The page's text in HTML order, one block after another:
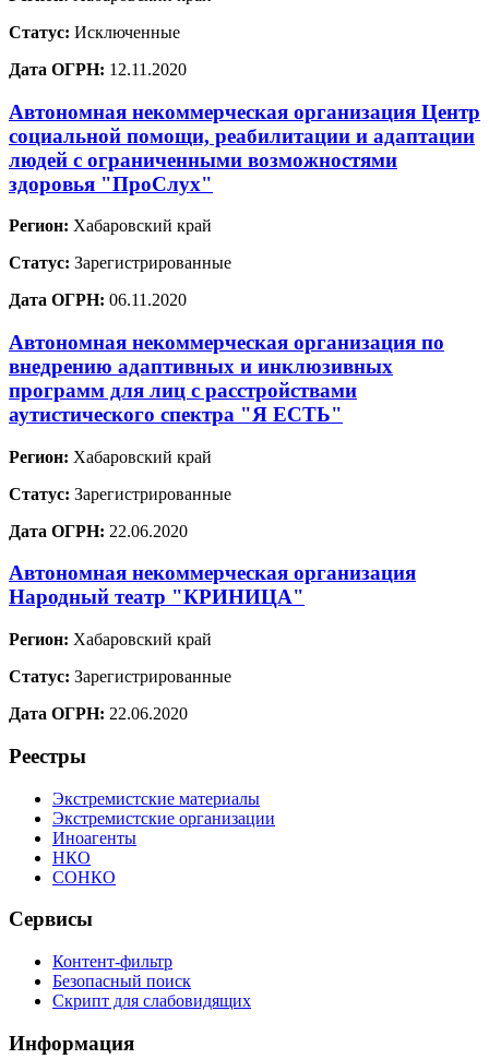
Статус: Исключенные
Дата ОГРН: 12.11.2020
Автономная некоммерческая организация Центр
социальной помощи, реабилитации и адаптации
людей с ограниченными возможностями
здоровья "ПроСлух"
Регион: Хабаровский край
Статус: Зарегистрированные
Дата ОГРН: 06.11.2020
Автономная некоммерческая организация по
внедрению адаптивных и инклюзивных
программ для лиц с расстройствами
аутистического спектра "Я ЕСТЬ"
Регион: Хабаровский край
Статус: Зарегистрированные
Дата ОГРН: 22.06.2020
Автономная некоммерческая организация
Народный театр "КРИНИЦА"
Регион: Хабаровский край
Статус: Зарегистрированные
Дата ОГРН: 22.06.2020
Реестры
Экстремистские материалы
Экстремистские организации
Иноагенты
НКО
СОНКО
Сервисы
Контент-фильтр
Безопасный поиск
Скрипт для слабовидящих
Информация